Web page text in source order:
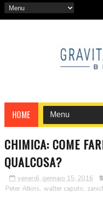
HOME
CHIMICA: COME
QUALCOSA?
venerdì, gennaio 15, 2016
Peter Atkins, walter caputo,